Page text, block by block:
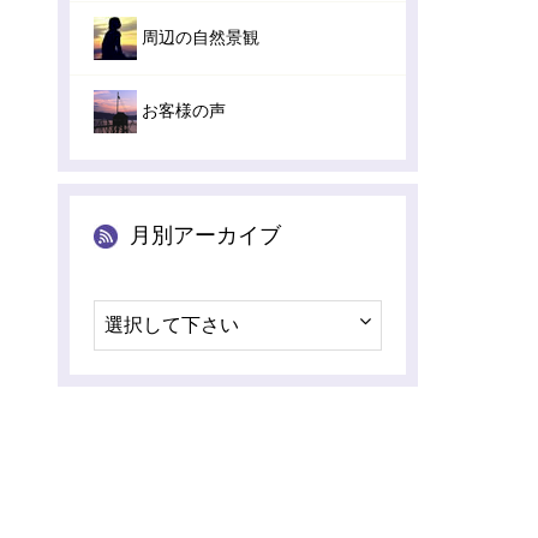
周辺の自然景観
お客様の声
月別アーカイブ
選択して下さい